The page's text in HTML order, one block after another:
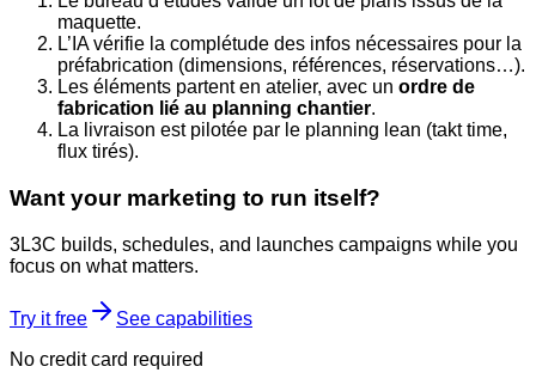
maquette.
L’IA vérifie la complétude des infos nécessaires pour la
préfabrication (dimensions, références, réservations…).
Les éléments partent en atelier, avec un ordre de
fabrication lié au planning chantier.
La livraison est pilotée par le planning lean (takt time,
flux tirés).
Want your marketing to run itself?
3L3C builds, schedules, and launches campaigns while you
focus on what matters.
Try it free
See capabilities
No credit card required